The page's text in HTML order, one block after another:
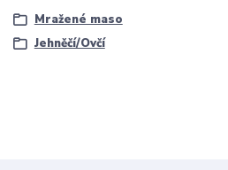
Mražené maso
Jehněčí/Ovčí